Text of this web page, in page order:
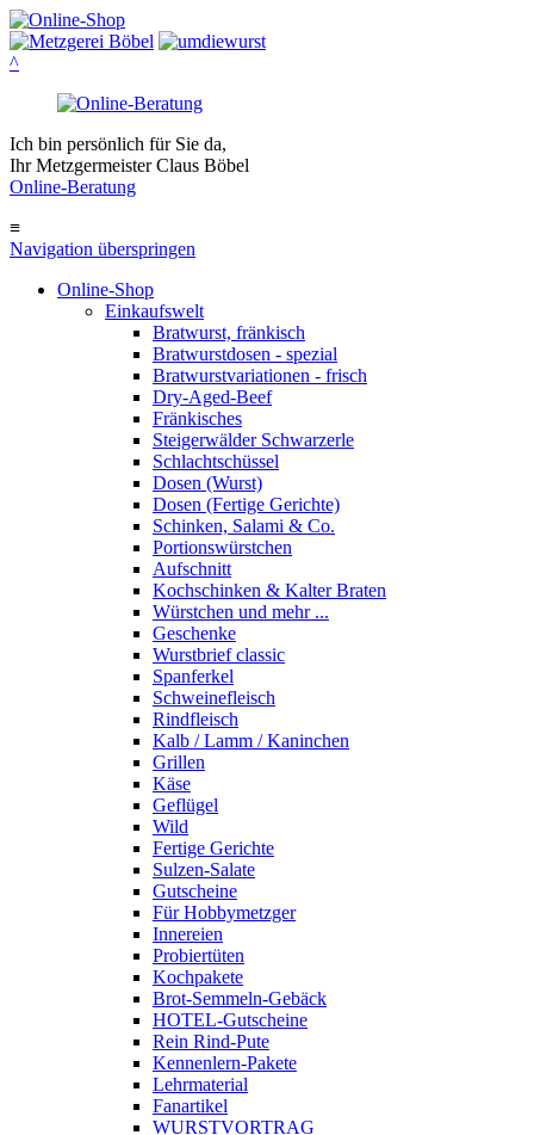
^
Ich bin persönlich für Sie da,
Ihr Metzgermeister Claus Böbel
Online-Beratung
≡
Navigation überspringen
Online-Shop
Einkaufswelt
Bratwurst, fränkisch
Bratwurst­dosen - spezial
Bratwurst­variationen - frisch
Dry-Aged-Beef
Fränkisches
Steigerwälder Schwarzerle
Schlacht­schüssel
Dosen (Wurst)
Dosen (Fertige Gerichte)
Schinken, Salami & Co.
Portions­würstchen
Aufschnitt
Kochschinken & Kalter Braten
Würstchen und mehr ...
Geschenke
Wurstbrief classic
Spanferkel
Schweine­fleisch
Rindfleisch
Kalb / Lamm / Kaninchen
Grillen
Käse
Geflügel
Wild
Fertige Gerichte
Sulzen-Salate
Gutscheine
Für Hobbymetzger
Innereien
Probiertüten
Kochpakete
Brot-Semmeln-Gebäck
HOTEL-Gutscheine
Rein Rind-Pute
Kennenlern-Pakete
Lehrmaterial
Fanartikel
WURST­VORTRAG